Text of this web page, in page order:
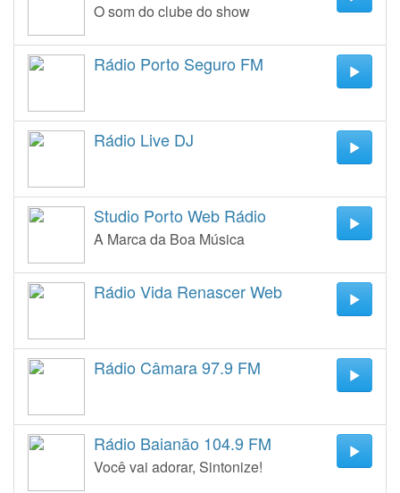
O som do clube do show
Rádio Porto Seguro FM
Rádio Live DJ
Studio Porto Web Rádio
A Marca da Boa Música
Rádio Vida Renascer Web
Rádio Câmara 97.9 FM
Rádio Baianão 104.9 FM
Você vai adorar, Sintonize!